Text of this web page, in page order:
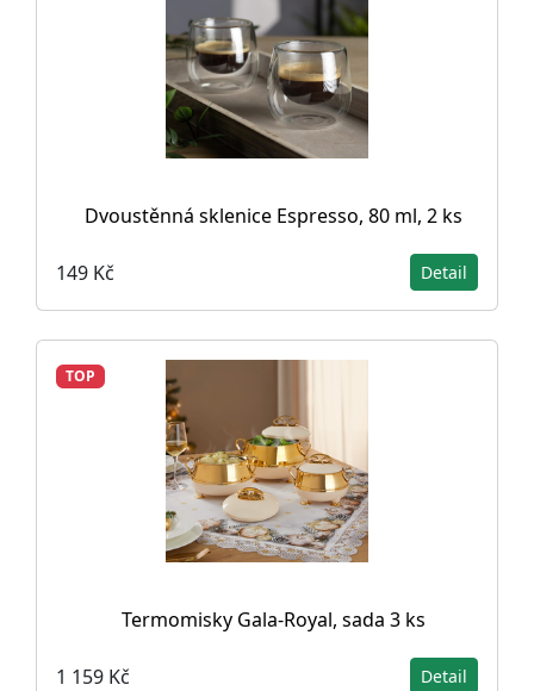
Dvoustěnná sklenice Espresso, 80 ml, 2 ks
149 Kč Detail
TOP
Termomisky Gala-Royal, sada 3 ks
1 159 Kč Detail